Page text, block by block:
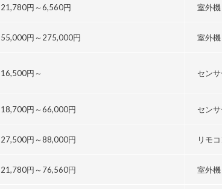
21,780円～6,560円 室外
55,000円～ 275,000円 室外機
16,500円～ センサ
18,700円～66,000円 センサ
27,500円～88,000円 リモ
21,780円～76,560円 室外